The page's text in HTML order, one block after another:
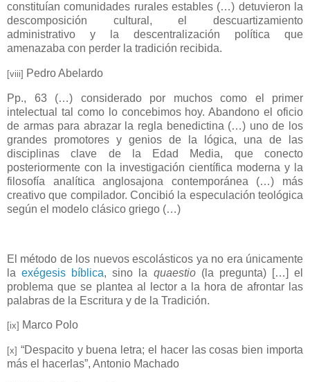
constituían comunidades rurales estables (…) detuvieron la
descomposición cultural, el descuartizamiento
administrativo y la descentralización política que
amenazaba con perder la tradición recibida.
[viii] Pedro Abelardo
Pp., 63 (…) considerado por muchos como el primer
intelectual tal como lo concebimos hoy. Abandono el oficio
de armas para abrazar la regla benedictina (…) uno de los
grandes promotores y genios de la lógica, una de las
disciplinas clave de la Edad Media, que conecto
posteriormente con la investigación científica moderna y la
filosofía analítica anglosajona contemporánea (…) más
creativo que compilador. Concibió la especulación teológica
según el modelo clásico griego (…)
El método de los nuevos escolásticos ya no era únicamente
laexégesis bíblica, sino la quaestio(la pregunta) […] el
problema que se plantea al lector a la hora de afrontar las
palabras de la Escritura y de la Tradición.
[ix] Marco Polo
[x] “Despacito y buena letra; el hacer las cosas bien importa
más el hacerlas”, Antonio Machado